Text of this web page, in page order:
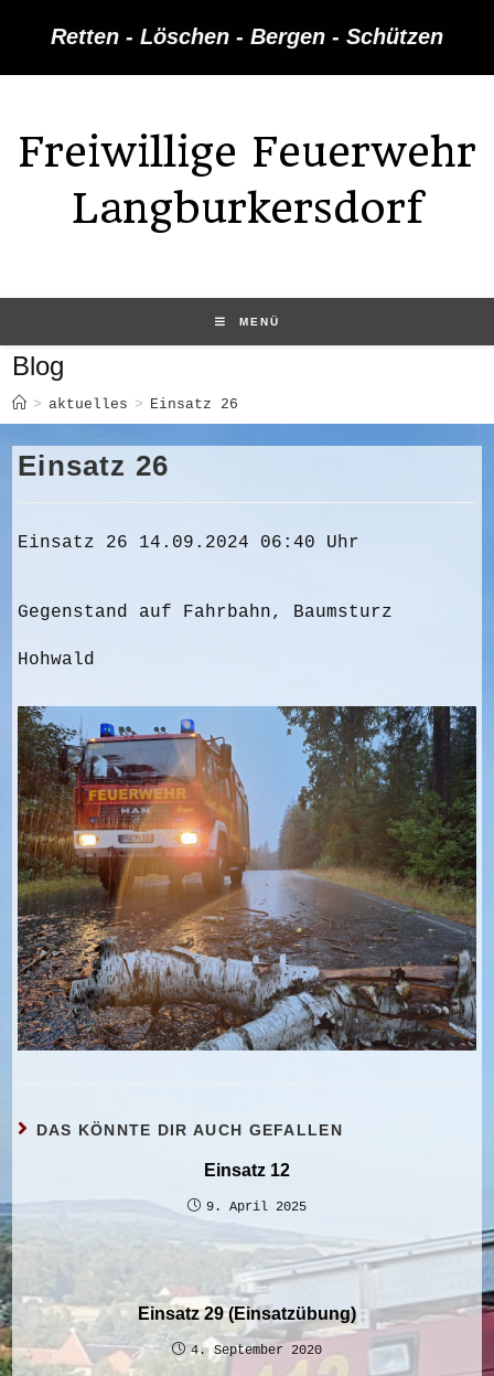
Retten - Löschen - Bergen - Schützen
Freiwillige Feuerwehr
Langburkersdorf
MENÜ
Blog
> aktuelles > Einsatz 26
Einsatz 26
Einsatz 26 14.09.2024 06:40 Uhr
Gegenstand auf Fahrbahn, Baumsturz
Hohwald
DAS KÖNNTE DIR AUCH GEFALLEN
Einsatz 12
9. April 2025
Einsatz 29 (Einsatzübung)
4. September 2020